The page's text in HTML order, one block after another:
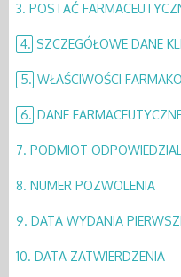
3. POSTAĆ
4. SZCZEGÓŁOWE DANE
5. WŁAŚCIWOŚCI
6. DANE
7. PODMIOT
8. NUMER POZWOLENIA
9. DATA WYDANIA
10. DATA ZATWIERDZENIA